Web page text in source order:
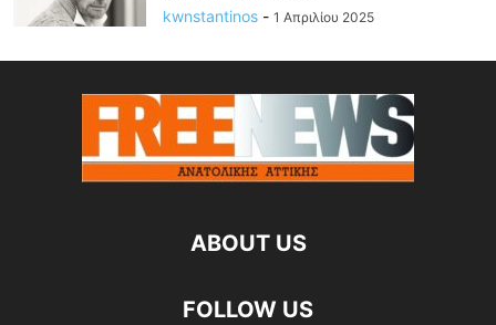
kwnstantinos - 1 Απριλίου 2025
ABOUT US
FOLLOW US